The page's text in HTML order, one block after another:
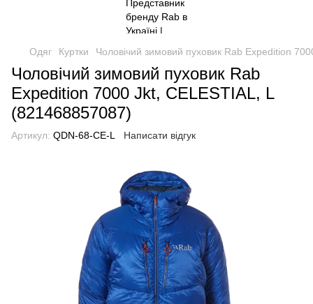
Одяг Куртки Чоловічий зимовий пуховик Rab Expedition
Чоловічий зимовий пуховик Rab
Expedition 7000 Jkt, CELESTIAL, L
(821468857087)
Артикул: QDN-68-CE-L Написати відгук